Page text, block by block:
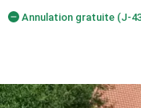
Annulation gratuite (J-